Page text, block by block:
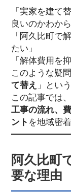
「実家を建て
良いのかわから
「阿久比町で
たい」
「解体費用を
このような疑
て替え 」とい
この記事では、
工事の流れ、
ント を地域密
阿久比町
要な理由